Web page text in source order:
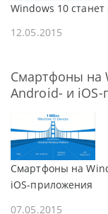
Windows 10
12.05.2015
Смартфоны на
Android- и
Смартфоны на
iOS-приложения
07.05.2015